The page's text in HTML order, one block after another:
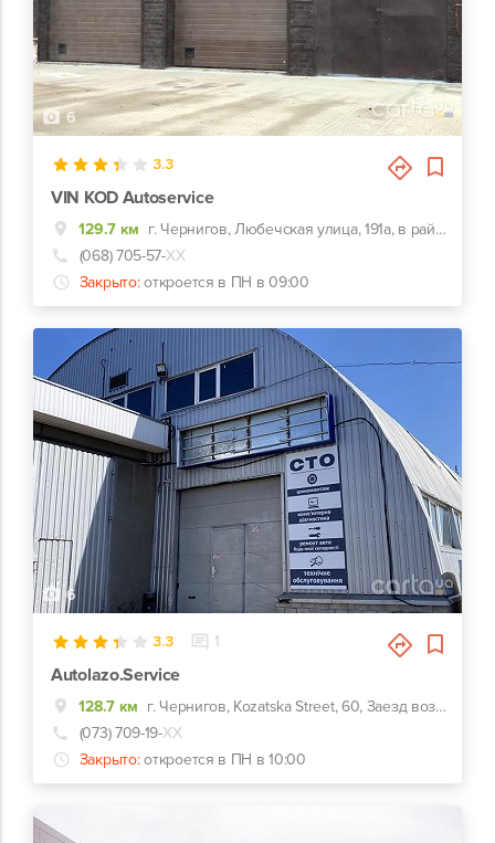
6
3.3
VIN KOD Autoservice
129.7 км
г. Чернигов, Любечская улица, 191а, в районе Млибора
(068) 705-57-ХХ
Закрыто: откроется в ПН в 09:00
6
3.3 1
Autolazo.Service
128.7 км
г. Чернигов, Kozatska Street, 60, Заезд возле заправки Vengo
(073) 709-19-ХХ
Закрыто: откроется в ПН в 10:00